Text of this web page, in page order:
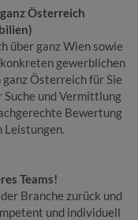
Österreich
über ganz Wien sowie
gewerblichen
Österreich für Sie
und Vermittlung
Bewertung
Teams!
Branche zurück und
und individuell